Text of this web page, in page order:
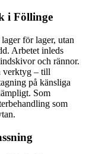
i Föllinge
för lager, utan
Arbetet inleds
och rännor.
verktyg – till
på känsliga
Som
som